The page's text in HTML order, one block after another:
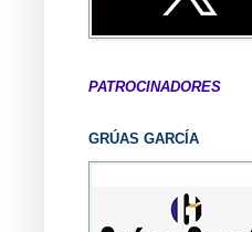
PATROCINADORES
GRÚAS GARCÍA